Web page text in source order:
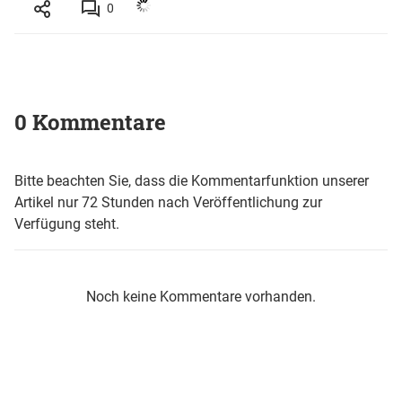
0
0 Kommentare
Bitte beachten Sie, dass die Kommentarfunktion unserer
Artikel nur 72 Stunden nach Veröffentlichung zur
Verfügung steht.
Noch keine Kommentare vorhanden.